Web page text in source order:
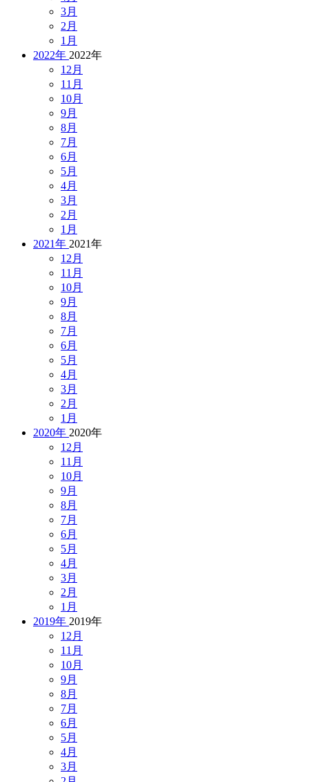
3月
2月
1月
2022年 2022年
12月
11月
10月
9月
8月
7月
6月
5月
4月
3月
2月
1月
2021年 2021年
12月
11月
10月
9月
8月
7月
6月
5月
4月
3月
2月
1月
2020年 2020年
12月
11月
10月
9月
8月
7月
6月
5月
4月
3月
2月
1月
2019年 2019年
12月
11月
10月
9月
8月
7月
6月
5月
4月
3月